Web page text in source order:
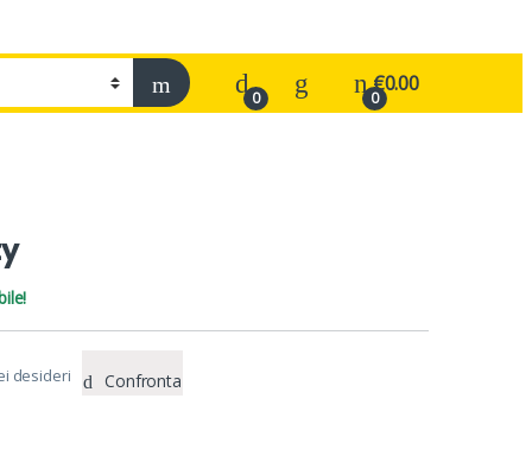
0 0
€0.00
desideri Confronta